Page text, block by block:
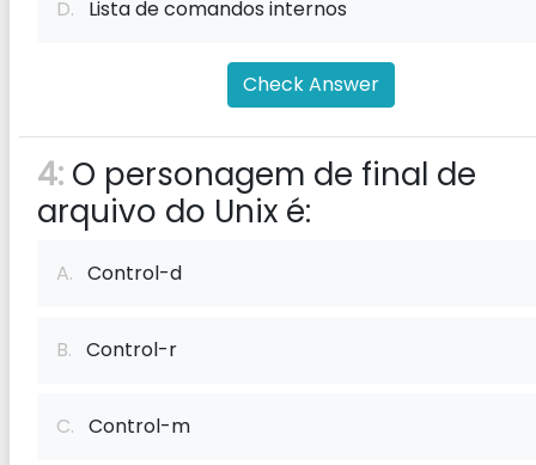
D. Lista de comandos internos
Check Answer
4: O personagem de final de
arquivo do Unix é:
A. Control-d
B. Control-r
C. Control-m